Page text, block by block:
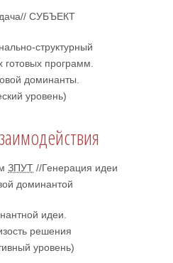
СУБЪЕКТ
структурный
готовых программ.
доминанты.
уровень)
ЗПУТ //Генерация идеи
доминантой
идеи.
решения
уровень)